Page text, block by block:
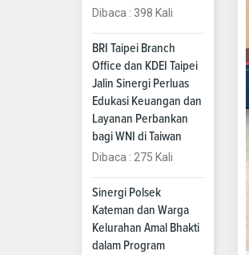
Dibaca : 398 Kali
BRI Taipei Branch
Office dan KDEI Taipei
Jalin Sinergi Perluas
Edukasi Keuangan dan
Layanan Perbankan
bagi WNI di Taiwan
Dibaca : 275 Kali
Sinergi Polsek
Kateman dan Warga
Kelurahan Amal Bhakti
dalam Program